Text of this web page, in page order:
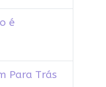
é
Para Trás